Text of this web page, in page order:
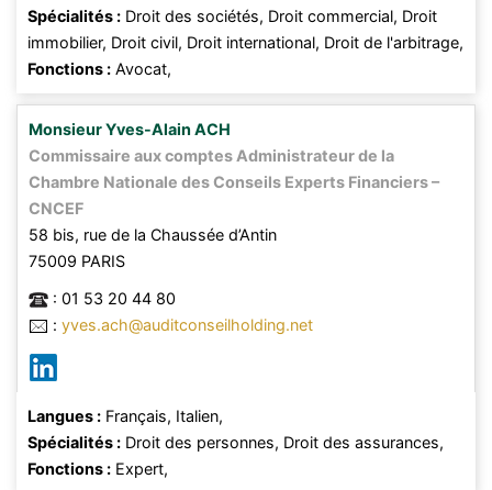
Spécialités : Droit des sociétés, Droit commercial, Droit
immobilier, Droit civil, Droit international, Droit de l'arbitrage,
Fonctions : Avocat,
MonsieurYves-Alain ACH
Commissaire aux comptes Administrateur de la
Chambre Nationale des Conseils Experts Financiers –
CNCEF
58 bis, rue de la Chaussée d’Antin
75009 PARIS
: 01 53 20 44 80
: yves.ach@auditconseilholding.net
Langues : Français, Italien,
Spécialités : Droit des personnes, Droit des assurances,
Fonctions : Expert,